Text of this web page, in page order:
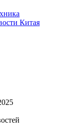
Китая